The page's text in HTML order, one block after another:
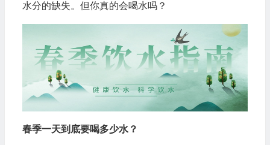
水分的缺失。但你真的会喝水吗？
春季一天到底要喝多少水？